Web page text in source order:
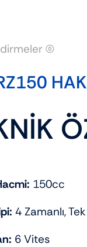
(0)
150cc
4 Zamanlı,
6 Vites